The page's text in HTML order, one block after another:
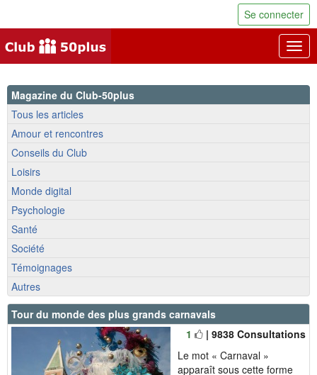
Se connecter
Magazine du Club-50plus
Tous les articles
Amour et rencontres
Conseils du Club
Loisirs
Monde digital
Psychologie
Santé
Société
Témoignages
Autres
Tour du monde des plus grands carnavals
1
| 9838 Consultations
Le mot « Carnaval »
apparaît sous cette forme